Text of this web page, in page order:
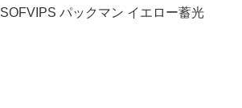
SOFVIPS パックマン イエロー蓄光